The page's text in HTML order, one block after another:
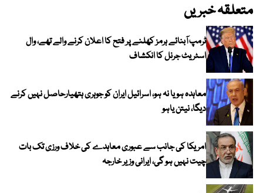
متعلقہ خبریں
ٹرمپ آبنائے ہرمز کھلنے پر فتح کا اعلان کرنے والے تھے، وال
اسٹریٹ جرنل کا انکشاف
معاہدہ ہو یا نہ ہو، اسرائیل ایران کو جوہری ہتھیارحاصل نہیں کرنے
دیگا، نیتن یاہو
امریکا کی جانب سے عبوری معاہدے کی خلاف ورزی تک بات
چیت نہیں ہو گی، ایرانی وزیر خارجہ